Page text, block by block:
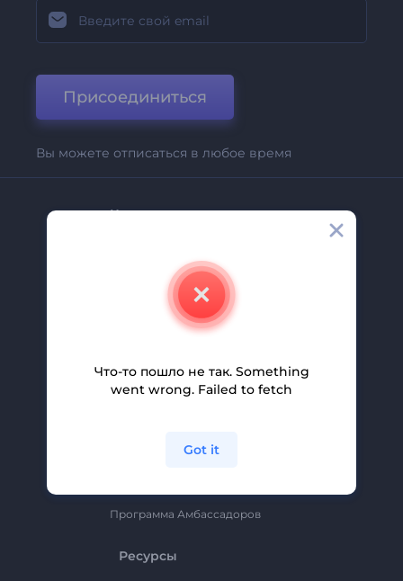
Присоединиться
Вы можете отписаться в любое время
Компания
Свяжитесь С Нами
Помощь И Поддержка
Партнерская Программа
Политика Конфиденциальности
Программа Амбассадоров
Ресурсы
Что-то пошло не так. Something
went wrong. Failed to fetch
Got it